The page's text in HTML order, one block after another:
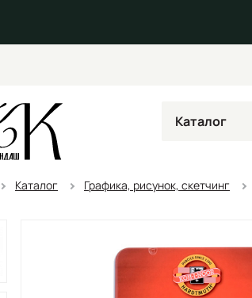
Каталог
Каталог Графика, рисунок, скетчинг